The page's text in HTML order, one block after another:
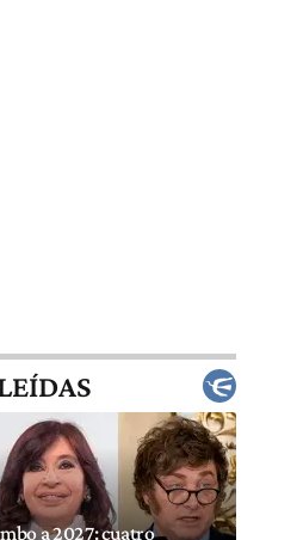
a 2027: cuatro